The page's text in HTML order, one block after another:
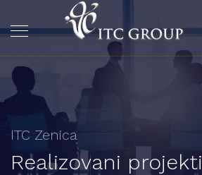
ITC Zenica
Realizovani projekti